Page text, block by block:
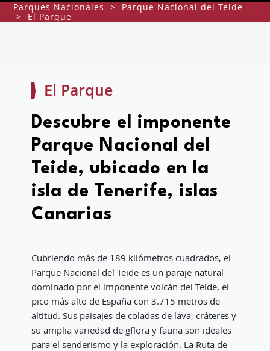
Parques Nacionales >
Parque Nacional del Teide
>
El Parque
El Parque
Descubre el imponente
Parque Nacional del
Teide, ubicado en la
isla de Tenerife, islas
Canarias
Cubriendo más de 189 kilómetros cuadrados, el
Parque Nacional del Teide es un paraje natural
dominado por el imponente volcán del Teide, el
pico más alto de España con 3.715 metros de
altitud. Sus paisajes de coladas de lava, cráteres y
su amplia variedad de gflora y fauna son ideales
para el senderismo y la exploración. La Ruta de